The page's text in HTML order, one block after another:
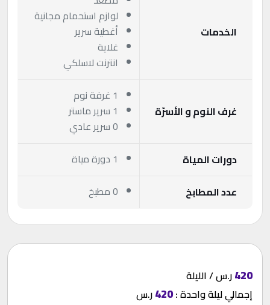
الخدمات
لوازم استحمام مجانية
أغطية سرير
غلاية
انترنت لاسلكي
غرف النوم و الأسرّة
1 غرفة نوم
1 سرير ماستر
0 سرير عادي
دورات المياة
1 دورة مياة
عدد المطابخ
0 مطبخ
420ر.س / الليلة
إجماليليلة واحدة:
420ر.س